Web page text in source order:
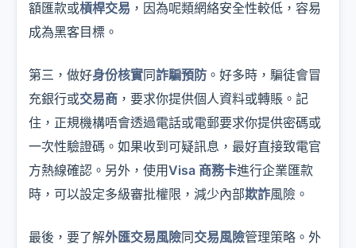
額匯款或槓桿交易 ，因為呢類網絡安全性較低，容易
成為黑客目標。
第三，做好身份核實同詐騙預防 。好多時，騙徒會冒
充銀行或交易商 ，要求你提供個人資料或轉賬。記
住，正規機構唔會透過電話或電郵要求你提供密碼或
一次性驗證碼。如果收到可疑訊息，最好直接致電官
方熱線確認。另外，使用Visa 商務卡進行企業匯款
時，可以設定多級審批權限，減少內部欺詐風險。
最後，要了解外匯交易風險同交易風險管理策略。外